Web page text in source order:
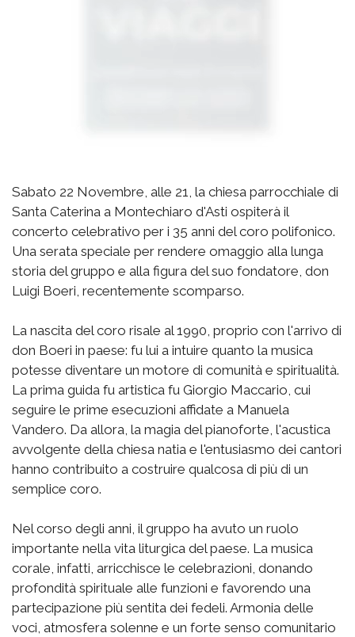
Sabato 22 Novembre, alle 21, la chiesa parrocchiale di
Santa Caterina a Montechiaro d'Asti ospiterà il
concerto celebrativo per i 35 anni del coro polifonico.
Una serata speciale per rendere omaggio alla lunga
storia del gruppo e alla figura del suo fondatore, don
Luigi Boeri, recentemente scomparso.
La nascita del coro risale al 1990, proprio con l'arrivo di
don Boeri in paese: fu lui a intuire quanto la musica
potesse diventare un motore di comunità e spiritualità.
La prima guida fu artistica fu Giorgio Maccario, cui
seguire le prime esecuzioni affidate a Manuela
Vandero. Da allora, la magia del pianoforte, l'acustica
avvolgente della chiesa natia e l'entusiasmo dei cantori
hanno contribuito a costruire qualcosa di più di un
semplice coro.
Nel corso degli anni, il gruppo ha avuto un ruolo
importante nella vita liturgica del paese. La musica
corale, infatti, arricchisce le celebrazioni, donando
profondità spirituale alle funzioni e favorendo una
partecipazione più sentita dei fedeli. Armonia delle
voci, atmosfera solenne e un forte senso comunitario